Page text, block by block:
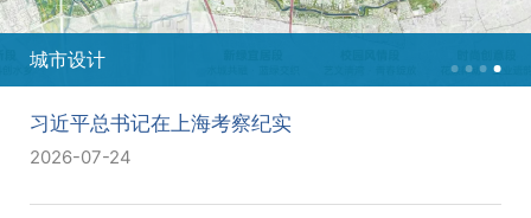
城市设计
习近平总书记在上海考察纪实
2026-07-24